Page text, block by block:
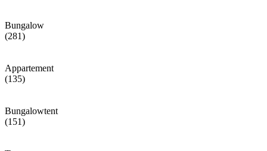
Bungalow
(281)
Appartement
(135)
Bungalowtent
(151)